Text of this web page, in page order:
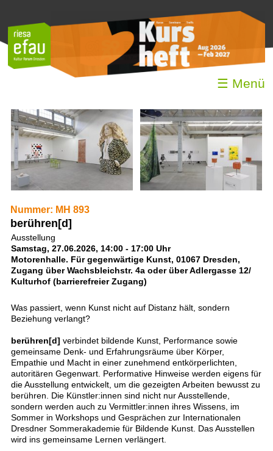
☰ Menü
Nummer: MH 893
berühren[d]
Ausstellung
Samstag, 27.06.2026, 14:00 - 17:00 Uhr
Motorenhalle. Für gegenwärtige Kunst, 01067 Dresden,
Zugang über Wachsbleichstr. 4a oder über Adlergasse 12/
Kulturhof (barrierefreier Zugang)
Was passiert, wenn Kunst nicht auf Distanz hält, sondern
Beziehung verlangt?
berühren[d] verbindet bildende Kunst, Performance sowie
gemeinsame Denk- und Erfahrungsräume über Körper,
Empathie und Macht in einer zunehmend entkörperlichten,
autoritären Gegenwart. Performative Hinweise werden eigens für
die Ausstellung entwickelt, um die gezeigten Arbeiten bewusst zu
berühren. Die Künstler:innen sind nicht nur Ausstellende,
sondern werden auch zu Vermittler:innen ihres Wissens, im
Sommer in Workshops und Gesprächen zur Internationalen
Dresdner Sommerakademie für Bildende Kunst. Das Ausstellen
wird ins gemeinsame Lernen verlängert.